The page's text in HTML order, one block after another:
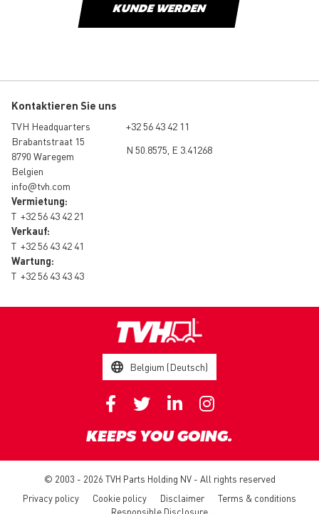
KUNDE WERDEN
Kontaktieren Sie uns
TVH Headquarters
Brabantstraat 15
8790 Waregem
Belgien
info@tvh.com
Vermietung:
T +32 56 43 42 21
Verkauf:
T +32 56 43 42 41
Wartung:
T +32 56 43 43 43
+32 56 43 42 11
N 50.8575, E 3.41268
Belgium (Deutsch)
KEEPS YOU GOING.
© 2003 - 2026 TVH Parts Holding NV - All rights reserved
Privacy policy
Cookie policy Disclaimer
Terms & conditions